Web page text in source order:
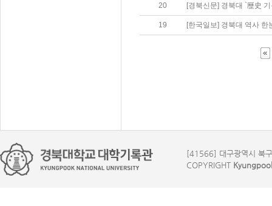
20 [경북신문] 경북대 `歷史
19
[41566] 대구광역시 북
COPYRIGHT